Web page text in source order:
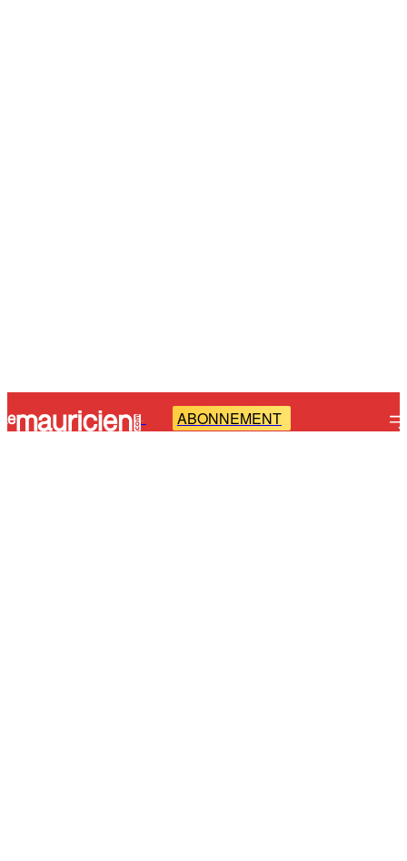
- ABONNEMENT